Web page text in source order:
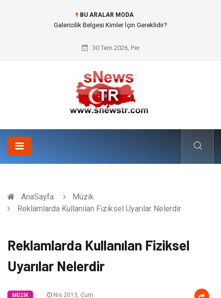
BU ARALAR MODA
Doküman Yönetimi ile Kurumsal Hafızanın Dijitalleşmesi
30 Tem 2026, Per
AnaSayfa
Müzik
Reklamlarda Kullanılan Fiziksel Uyarılar Nelerdir
Reklamlarda Kullanılan Fiziksel
Uyarılar Nelerdir
MÜZIK Nis 2013, Cum